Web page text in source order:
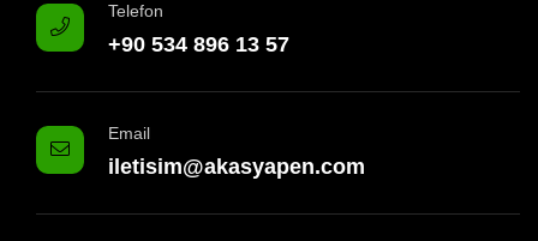
Telefon
+90 534 896 13 57
Email
iletisim@akasyapen.com